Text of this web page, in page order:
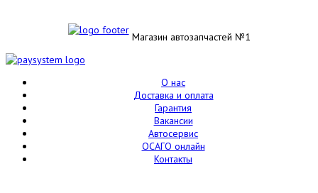
Магазин автозапчастей №1
О нас
Доставка и оплата
Гарантия
Вакансии
Автосервис
ОСАГО онлайн
Контакты